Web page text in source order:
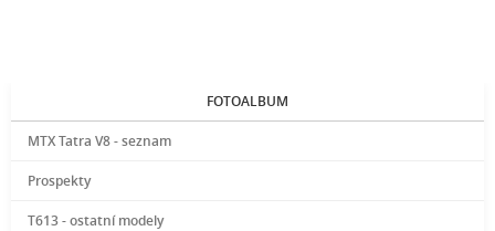
FOTOALBUM
MTX Tatra V8 - seznam
Prospekty
T613 - ostatní modely